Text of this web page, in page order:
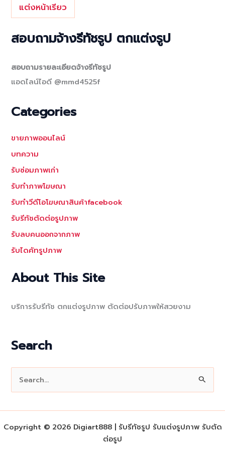
แต่งหน้าเรียว
สอบถามจ้างรีทัชรูป ตกแต่งรูป
สอบถามรายละเอียดจ้างรีทัชรูป
แอดไลน์ไอดี @mmd4525f
Categories
ขายภาพออนไลน์
บทความ
รับซ่อมภาพเก่า
รับทำภาพโฆษณา
รับทำวีดีโอโฆษณาสินค้าfacebook
รับรีทัชตัดต่อรูปภาพ
รับลบคนออกจากภาพ
รับไดคัทรูปภาพ
About This Site
บริการรับรีทัช ตกแต่งรูปภาพ ตัดต่อปรับภาพให้สวยงาม
Search
c
Copyright © 2026 Digiart888 | รับรีทัชรูป รับแต่งรูปภาพ รับตัด
ต่อรูป